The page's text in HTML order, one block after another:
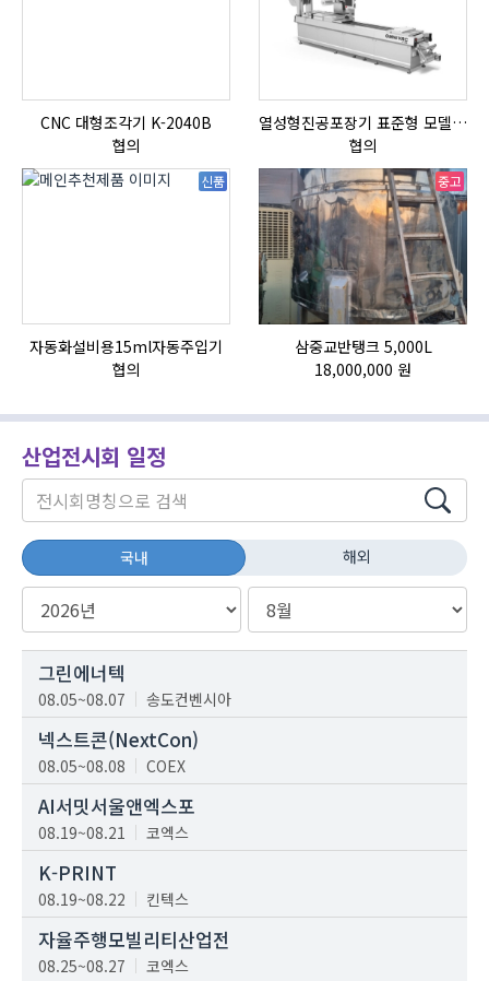
CNC 대형조각기 K-2040B
협의
열성형진공포장기 표준형 모델 OMNIVAC S-200
협의
신품
자동화설비용15ml자동주입기
협의
중고
삼중교반탱크 5,000L
18,000,000 원
산업전시회 일정
국내 해외
그린에너텍
08.05~08.07 송도컨벤시아
넥스트콘(NextCon)
08.05~08.08 COEX
AI서밋서울앤엑스포
08.19~08.21 코엑스
K-PRINT
08.19~08.22 킨텍스
자율주행모빌리티산업전
08.25~08.27 코엑스